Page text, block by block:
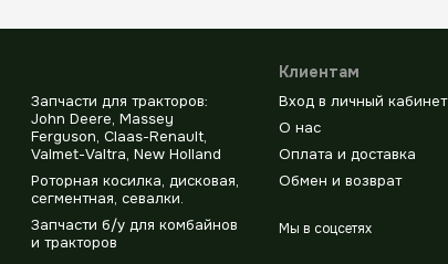
Запчасти для тракторов:
John Deere, Massey
Ferguson, Claas-Renault,
Valmet-Valtra, New Holland
Роторная косилка, дисковая,
сегментная, севалки.
Запчасти б/у для комбайнов
и тракторов
Клиентам
Вход в личный кабинет
О нас
Оплата и доставка
Обмен и возврат
Мы в соцсетях